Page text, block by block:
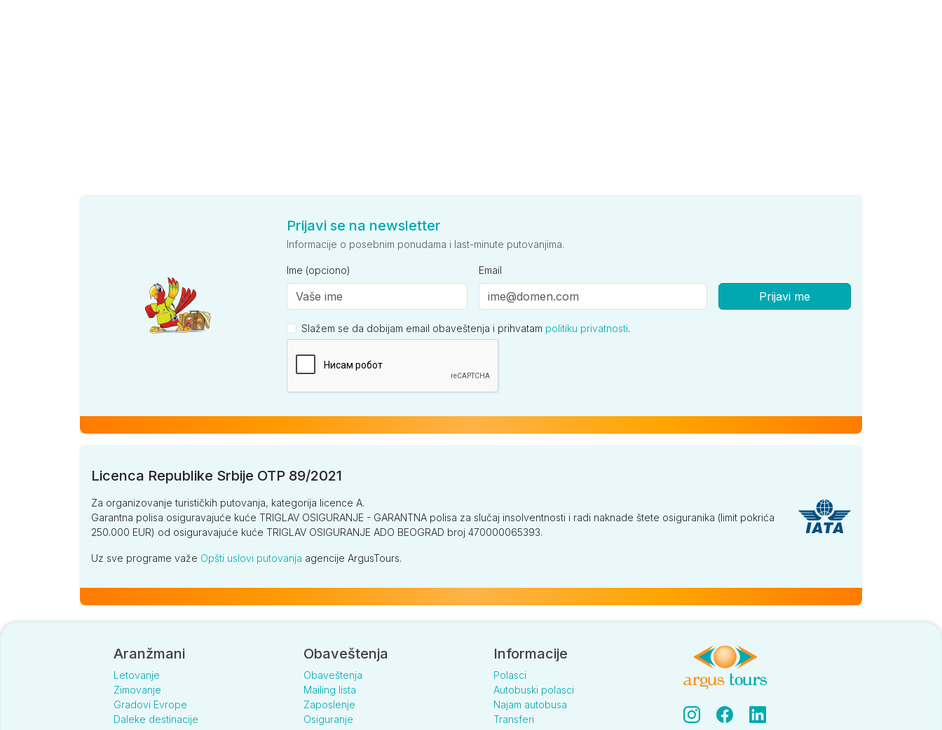
Prijavi se na newsletter
Informacije o posebnim ponudama i last-minute putovanjima.
Ime (opciono) Email
Prijavi me
Slažem se da dobijam email obaveštenja i prihvatam politiku privatnosti.
Licenca Republike Srbije OTP 89/2021
Za organizovanje turističkih putovanja, kategorija licence A.
Garantna polisa osiguravajuće kuće TRIGLAV OSIGURANJE - GARANTNA polisa za slučaj insolventnosti i radi naknade štete osiguranika (limit pokrića
250.000 EUR) od osiguravajuće kuće TRIGLAV OSIGURANJE ADO BEOGRAD broj 470000065393.
Uz sve programe važe Opšti uslovi putovanja agencije ArgusTours.
Aranžmani
Letovanje
Zimovanje
Gradovi Evrope
Daleke destinacije
Obaveštenja
Obaveštenja
Mailing lista
Zaposlenje
Osiguranje
Informacije
Polasci
Autobuski polasci
Najam autobusa
Transferi